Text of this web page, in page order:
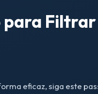
para Filtrar
eficaz, siga este